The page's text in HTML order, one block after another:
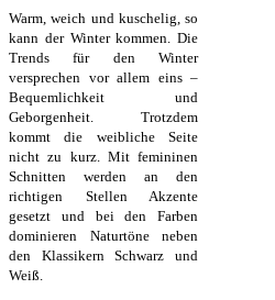
Warm, weich und kuschelig, so
kann der Winter kommen. Die
Trends für den Winter
versprechen vor allem eins –
Bequemlichkeit und
Geborgenheit. Trotzdem
kommt die weibliche Seite
nicht zu kurz. Mit femininen
Schnitten werden an den
richtigen Stellen Akzente
gesetzt und bei den Farben
dominieren Naturtöne neben
den Klassikern Schwarz und
Weiß.